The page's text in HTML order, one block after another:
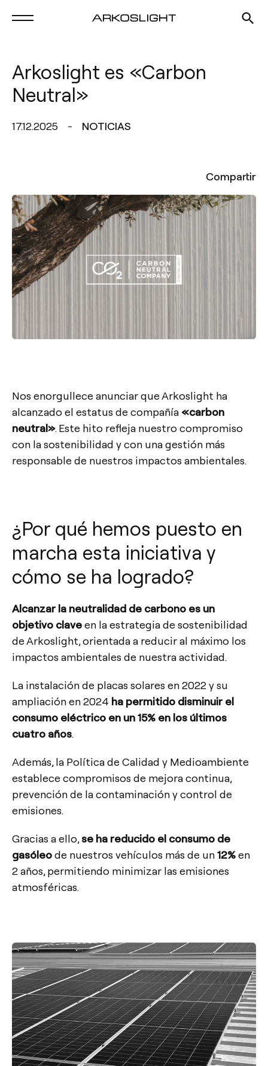
Arkoslight es «Carbon
Neutral»
17.12.2025 NOTICIAS
Compartir
Nos enorgullece anunciar que Arkoslight ha
alcanzado el estatus de compañía «carbon
neutral». Este hito refleja nuestro compromiso
con la sostenibilidad y con una gestión más
responsable de nuestros impactos ambientales.
¿Por qué hemos puesto en
marcha esta iniciativa y
cómo se ha logrado?
Alcanzar la neutralidad de carbono es un
objetivo claveen la estrategia de sostenibilidad
de Arkoslight, orientada a reducir al máximo los
impactos ambientales de nuestra actividad.
La instalación de placas solares en 2022 y su
ampliación en 2024 ha permitido disminuir el
consumo eléctrico en un 15% en los últimos
cuatro años.
Además, la Política de Calidad y Medioambiente
establece compromisos de mejora continua,
prevención de la contaminación y control de
emisiones.
Gracias a ello,se ha reducido el consumo de
gasóleode nuestros vehículos más de un12%en
2 años, permitiendo minimizar las emisiones
atmosféricas.